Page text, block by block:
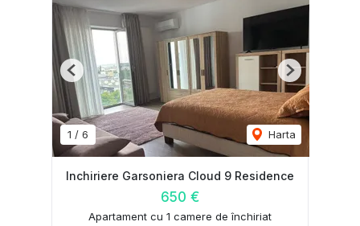
1 / 6 Harta
Previous Next
Inchiriere Garsoniera Cloud 9 Residence
650 €
Apartament cu 1 camere de închiriat